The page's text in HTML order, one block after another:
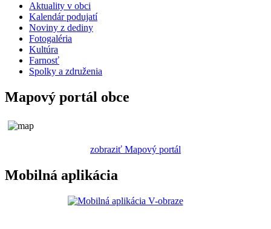
Aktuality v obci
Kalendár podujatí
Noviny z dediny
Fotogaléria
Kultúra
Farnosť
Spolky a združenia
Mapový portál obce
zobraziť Mapový portál
Mobilná aplikácia